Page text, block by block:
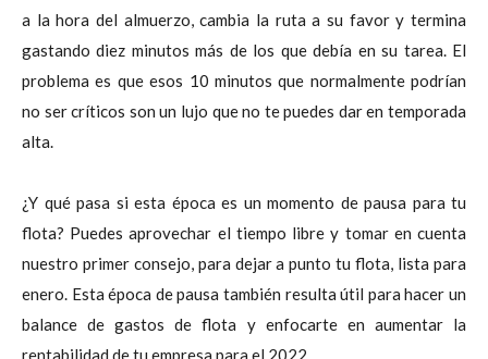
a la hora del almuerzo, cambia la ruta a su favor y termina
gastando diez minutos más de los que debía en su tarea. El
problema es que esos 10 minutos que normalmente podrían
no ser críticos son un lujo que no te puedes dar en temporada
alta.
¿Y qué pasa si esta época es un momento de pausa para tu
flota? Puedes aprovechar el tiempo libre y tomar en cuenta
nuestro primer consejo, para dejar a punto tu flota, lista para
enero. Esta época de pausa también resulta útil para hacer un
balance de gastos de flota y enfocarte en aumentar la
rentabilidad de tu empresa para el 2022.